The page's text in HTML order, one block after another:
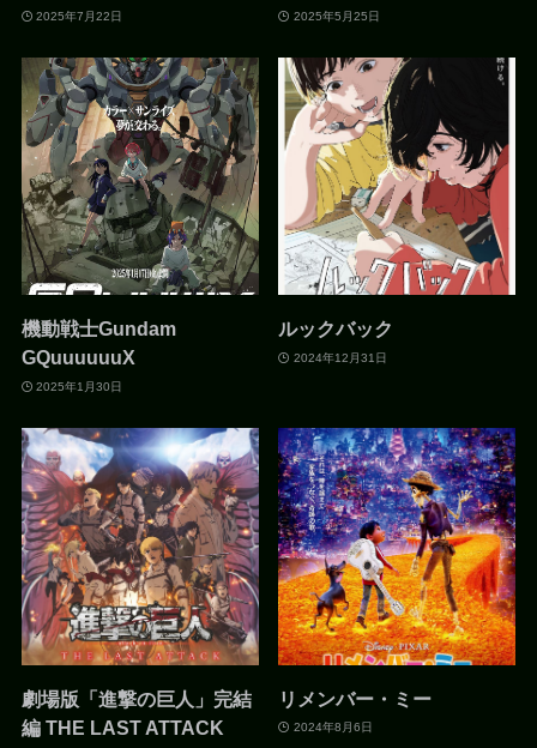
2025年7月22日 2025年5月25日
機動戦士Gundam
GQuuuuuuX
2025年1月30日
ルックバック
2024年12月31日
劇場版「進撃の巨人」完結
編 THE LAST ATTACK
リメンバー・ミー
2024年8月6日